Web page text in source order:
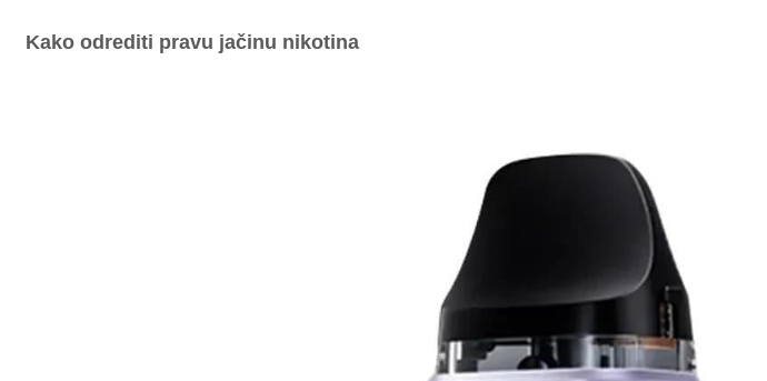
Kako odrediti pravu jačinu nikotina